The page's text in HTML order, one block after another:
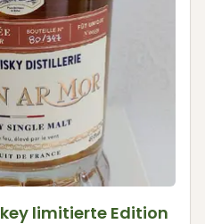
limitierte Edition